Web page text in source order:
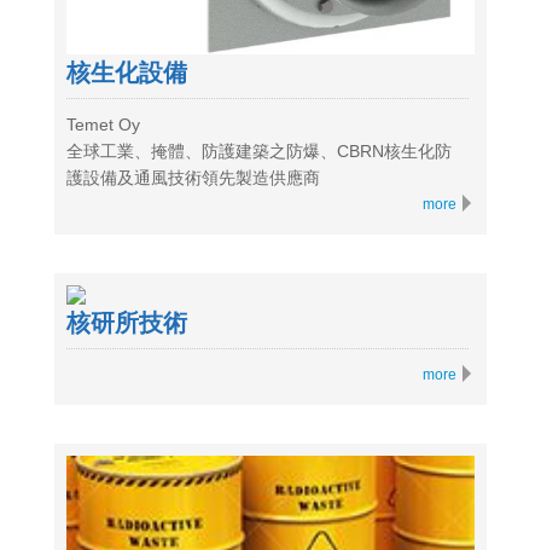
核生化設備
Temet Oy
全球工業、掩體、防護建築之防爆、CBRN核生化防
護設備及通風技術領先製造供應商
more
核研所技術
more